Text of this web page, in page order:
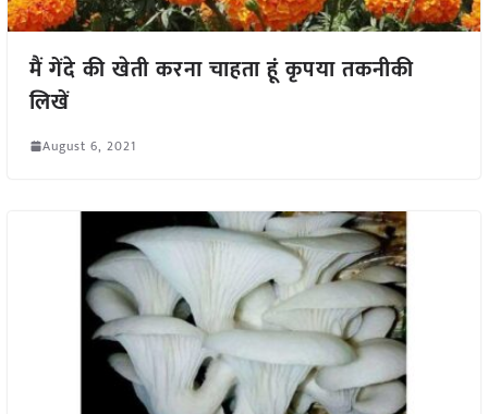
मैं गेंदे की खेती करना चाहता हूं कृपया तकनीकी
लिखें
August 6, 2021